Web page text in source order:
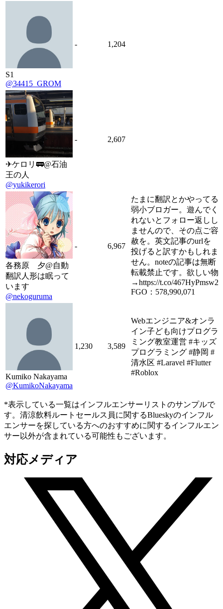
S1
@34415_GROM
- 1,204
✈ケロリ🚃@石油
王の人
@yukikerori
- 2,607
各務原 夕@自動
翻訳人形は眠って
います
@nekoguruma
- 6,967
たまに翻訳とかやってる
弱小ブロガー。遊んでく
れないとフォロー返しし
ませんので、その点ご容
赦を。英文記事のurlを
投げると訳すかもしれま
せん。noteの記事は無断
転載禁止です。欲しい物
→https://t.co/467HyPmsw2
FGO：578,990,071
Kumiko Nakayama
@KumikoNakayama
1,230 3,589
Webエンジニア&オンラ
イン子ども向けプログラ
ミング教室運営 #キッズ
プログラミング #静岡 #
清水区 #Laravel #Flutter
#Roblox
*表示している一覧はインフルエンサーリストのサンプルで
す。清涼飲料ルートセールス員に関するBlueskyのインフル
エンサーを探している方へのおすすめに関するインフルエン
サー以外が含まれている可能性もございます。
対応メディア